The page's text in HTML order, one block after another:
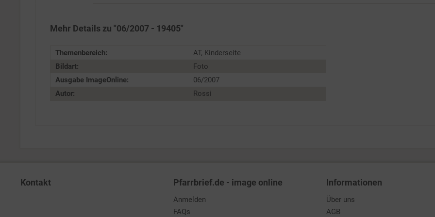
Mehr Details zu "06/2007 - 19405"
Themenbereich:
AT, Kinderseite
Bildart:
Foto
Ausgabe ImageOnline:
06/2007
Autor:
Rossi
Kontakt Pfarrbrief.de - image online
Anmelden
FAQs
Informationen
Über uns
AGB
Service